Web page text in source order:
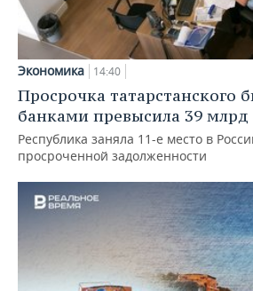
Экономика 14:40
Просрочка татарстанского
банками превысила 39 млрд
Республика заняла 11-е место в
просроченной задолженности